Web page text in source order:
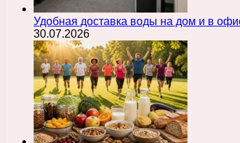
Удобная доставка воды на дом и в
30.07.2026